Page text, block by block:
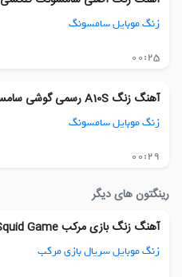
زنگ موبایل سامسونگ
00:25
آهنگ زنگ A10S رسمی گوشی سامسونگ
زنگ موبایل سامسونگ
00:29
رینگتون های دیگر
آهنگ زنگ بازی مرکب Squid Game سرباز صورتی
زنگ موبایل سریال بازی مرکب